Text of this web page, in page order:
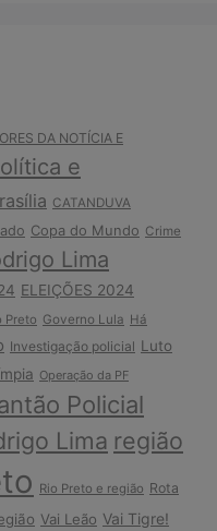
DA NOTÍCIA E
e
CATANDUVA
Copa do Mundo Crime
Lima
ELEIÇÕES 2024
Preto Governo Lula Há
Investigação policial Luto
Operação da PF
Policial
Lima região
Rio Preto e região Rota
Vai Leão Vai Tigre!